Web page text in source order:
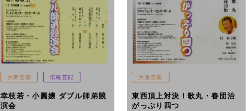
大衆芸能 伝統芸能
幸枝若・小圓嬢 ダブル師弟競
演会
大衆芸能
東西頂上対決！歌丸・春団治
がっぷり四つ